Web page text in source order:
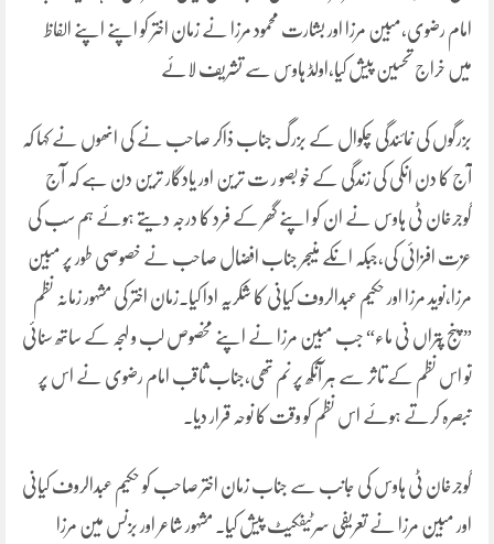
امام رضوی،مبین مرزا اور بشارت محمود مرزا نے زمان اختر کو اپنے اپنے الفاظ
میں خراج تحسین پیش کیا،اولڈ ہاوس سے تشریف لائے
بزرگوں کی نمائندگی چکوال کے بزرگ جناب ذاکر صاحب نے کی انھوں نے کہا کہ
آج کا دن انکی کی زندگی کے خو بصو ر ت ترین اور یادگار ترین دن ہے کہ آج
گوجرخان ٹی ہاوس نے ان کو اپنے گھر کے فرد کا درجہ دیتے ہوئے ہم سب کی
عزت افزائی کی،جبکہ انکے منیجر جناب افضال صاحب نے خصوصی طور پر مبین
مرزا،نوید مرزا اور حکیم عبدالروف کیانی کا شکریہ ادا کیا۔زمان اختر کی مشہور زمانہ نظم
”پنج پُتراں نی ماء“ جب مبین مرزا نے اپنے مخصوص لب و لہجہ کے ساتھ سنائی
تو اس نظم کے تاثر سے ہر آنکھ پر نم تھی،جناب ثاقب امام رضوی نے اس پر
تبصرہ کرتے ہوئے اس نظم کو وقت کا نوحہ قرار دیا۔
گوجرخان ٹی ہاوس کی جانب سے جناب زمان اختر صاحب کو حکیم عبدالروف کیانی
اور مبین مرزا نے تعریفی سرٹیفکیٹ پیش کیا۔ مشہور شاعر اور بزنس مین مرزا